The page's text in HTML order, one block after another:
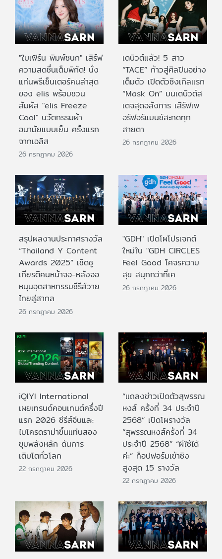
"ใบเฟิร์น พิมพ์ชนก" เสิร์ฟ
ความสดชื่นเต็มพิกัด! นั่ง
แท่นพรีเซ็นเตอร์คนล่าสุด
ของ elis พร้อมชวน
สัมผัส "elis Freeze
Cool" นวัตกรรมผ้า
อนามัยแบบเย็น ครั้งแรก
จากเอลิส
26 กรกฎาคม 2026
เดบิวต์แล้ว! 5 สาว
“TACE” ก้าวสู่ศิลปินอย่าง
เต็มตัว เปิดตัวซิงเกิลแรก
“Mask On” บนเดบิวต์ส
เตจสุดอลังการ เสิร์ฟเพ
อร์ฟอร์แมนซ์สะกดทุก
สายตา
26 กรกฎาคม 2026
สรุปผลงานประกาศรางวัล
“Thailand Y Content
Awards 2025” เชิดชู
เกียรติคนหน้าจอ-หลังจอ
หนุนอุตสาหกรรมซีรีส์วาย
ไทยสู่สากล
26 กรกฎาคม 2026
"GDH" เปิดโผโปรเจกต์
ใหม่ใน "GDH CIRCLES
Feel Good โคจรความ
สุข สนุกกว่าที่เค
26 กรกฎาคม 2026
iQIYI International
เผยเทรนด์คอนเทนต์ครึ่งปี
แรก 2026 ซีรีส์จีนและ
ไมโครดราม่าขึ้นแท่นสอง
ขุมพลังหลัก ดันการ
เติบโตทั่วโลก
22 กรกฎาคม 2026
“แถลงข่าวเปิดตัวสุพรรณ
หงส์ ครั้งที่ 34 ประจำปี
2568” เปิดโผรางวัล
“สุพรรณหงส์ครั้งที่ 34
ประจำปี 2568” “ผีใช้ได้
ค่ะ” ท็อปฟอร์มเข้าชิง
สูงสุด 15 รางวัล
22 กรกฎาคม 2026